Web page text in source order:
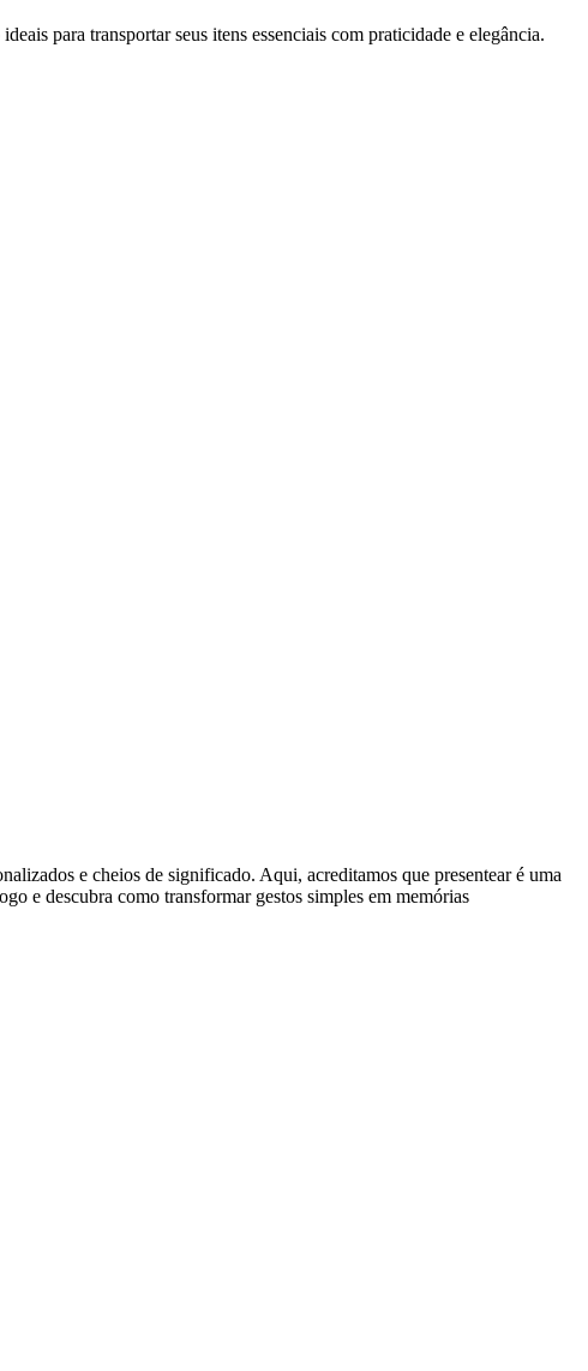
para transportar seus itens essenciais com praticidade e elegância.
e cheios de significado. Aqui, acreditamos que presentear é uma
e descubra como transformar gestos simples em memórias